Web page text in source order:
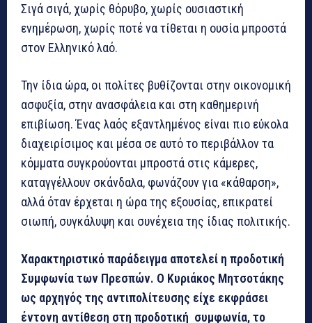
Σιγά σιγά, χωρίς θόρυβο, χωρίς ουσιαστική
ενημέρωση, χωρίς ποτέ να τίθεται η ουσία μπροστά
στον Ελληνικό λαό.
Την ίδια ώρα, οι πολίτες βυθίζονται στην οικονομική
ασφυξία, στην ανασφάλεια και στη καθημερινή
επιβίωση. Ένας λαός εξαντλημένος είναι πιο εύκολα
διαχειρίσιμος και μέσα σε αυτό το περιβάλλον τα
κόμματα συγκρούονται μπροστά στις κάμερες,
καταγγέλλουν σκάνδαλα, φωνάζουν για «κάθαρση»,
αλλά όταν έρχεται η ώρα της εξουσίας, επικρατεί
σιωπή, συγκάλυψη και συνέχεια της ίδιας πολιτικής.
Χαρακτηριστικό παράδειγμα αποτελεί η προδοτική
Συμφωνία των Πρεσπών. Ο Κυριάκος Μητσοτάκης
ως αρχηγός της αντιπολίτευσης είχε εκφράσει
έντονη αντίθεση στη προδοτική συμφωνία, το